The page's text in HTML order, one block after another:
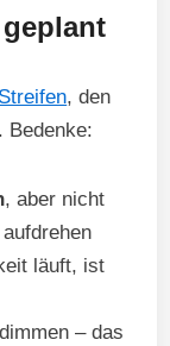
Streifen, den
Bedenke:
, aber nicht
läuft, ist
– das